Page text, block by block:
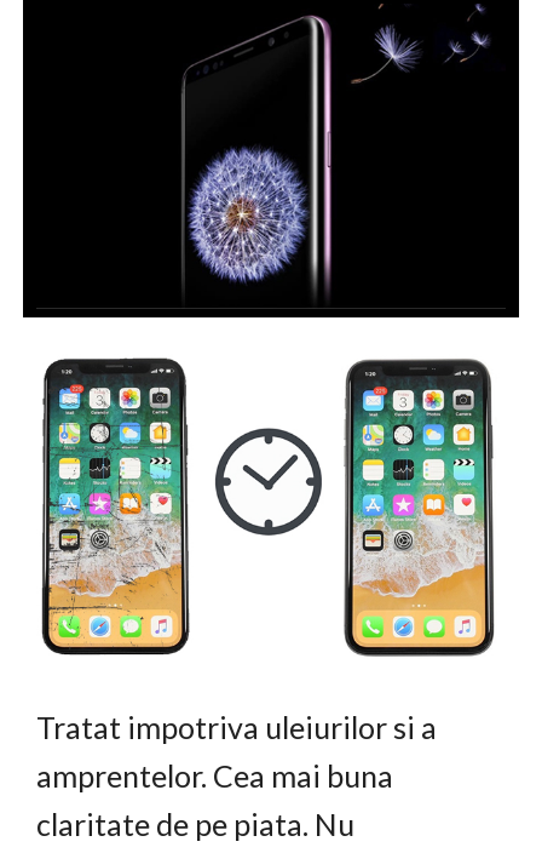
Tratat impotriva uleiurilor si a
amprentelor. Cea mai buna
claritate de pe piata. Nu